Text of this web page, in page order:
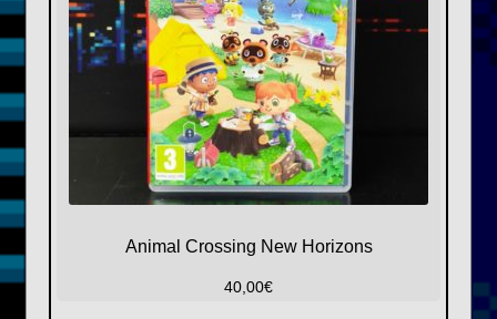
Animal Crossing New Horizons
40,00€